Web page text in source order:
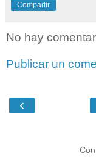
Compartir
No hay
Publicar un
‹